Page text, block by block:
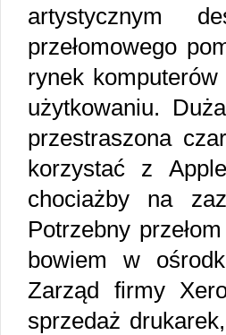
artystycznym
przełomowego
rynek
użytkowaniu.
przestraszona
korzystać z
chociażby na
Potrzebny
bowiem w
Zarząd firmy
sprzedaż